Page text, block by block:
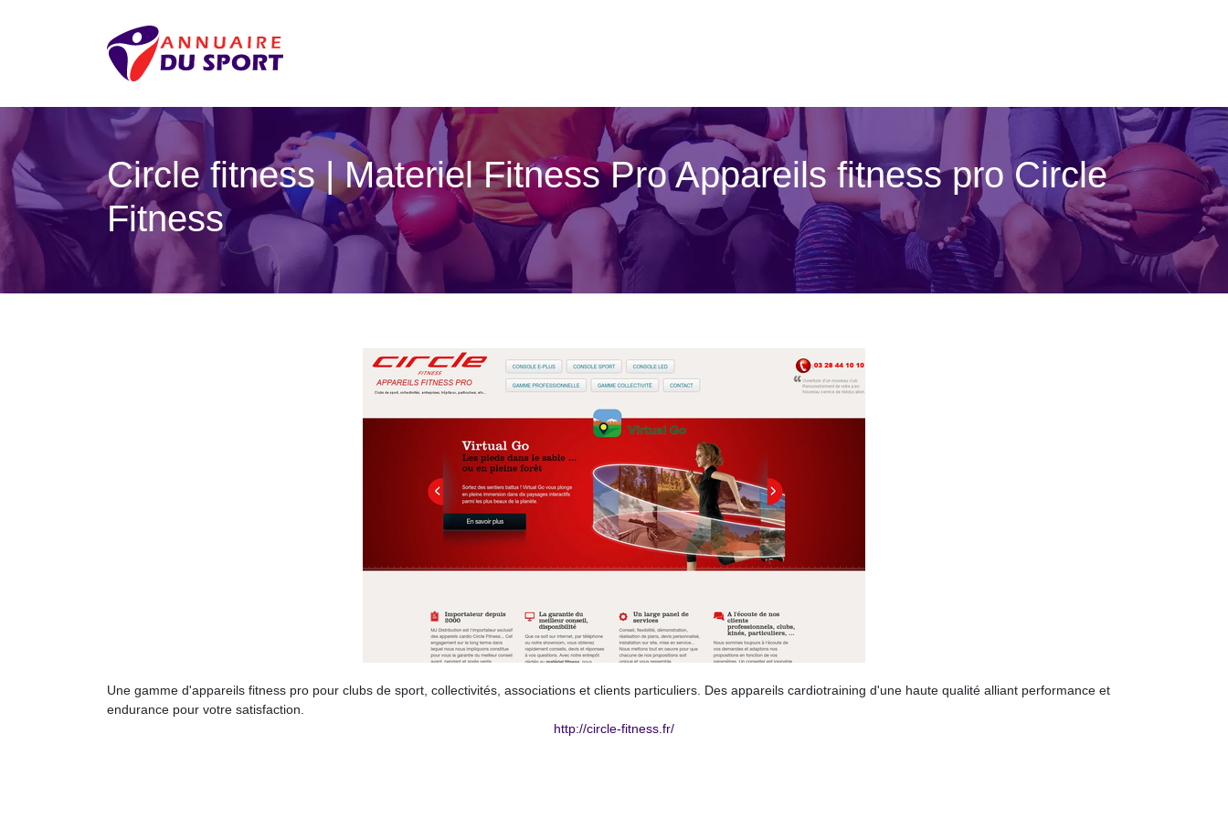
Circle fitness | Materiel Fitness Pro Appareils fitness pro Circle
Fitness
Une gamme d'appareils fitness pro pour clubs de sport, collectivités, associations et clients particuliers. Des appareils cardiotraining d'une haute qualité alliant performance et
endurance pour votre satisfaction.
http://circle-fitness.fr/